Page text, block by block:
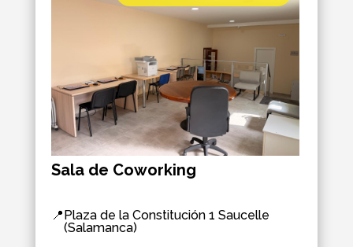
Sala de Coworking
📍Plaza de la Constitución 1 Saucelle
(Salamanca)